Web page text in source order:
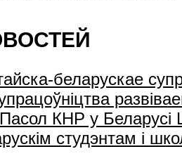
беларускае
КНР у Беларусі
студэнтам і